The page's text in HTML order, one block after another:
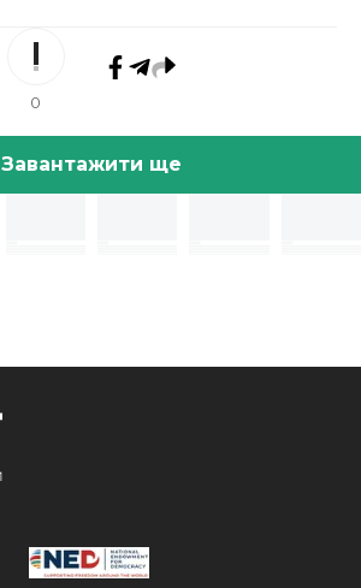
0
Завантажити ще